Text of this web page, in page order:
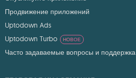
Продвижение приложений
Uptodown Ads
Uptodown Turbo
НОВОЕ
Часто задаваемые вопросы и поддержка